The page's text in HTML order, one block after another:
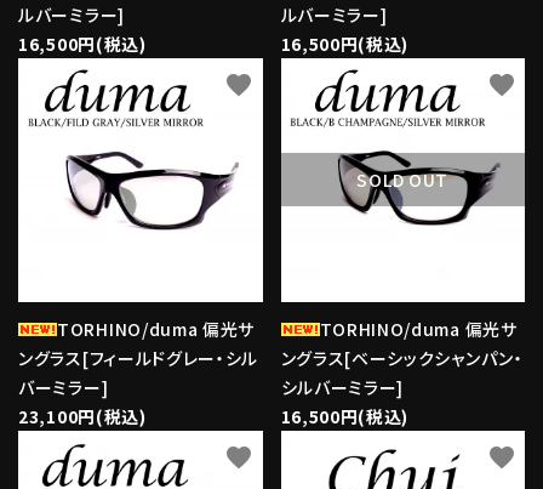
ルバーミラー]
16,500円(税込)
ルバーミラー]
16,500円(税込)
TORHINO/duma 偏光サ
ングラス[フィールドグレー・シル
バーミラー]
23,100円(税込)
favorite
SOLD OUT
TORHINO/duma 偏光サ
ングラス[ベーシックシャンパン・
シルバーミラー]
16,500円(税込)
favorite
favorite favorite